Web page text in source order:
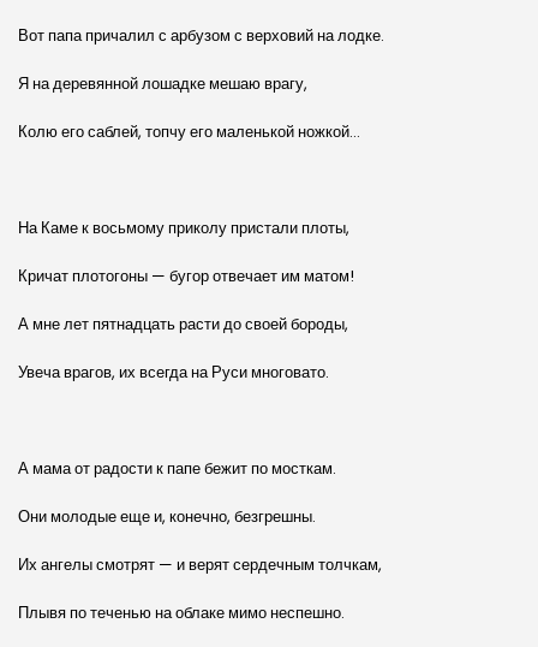
Вот папа причалил с арбузом с верховий на лодке.
Я на деревянной лошадке мешаю врагу,
Колю его саблей, топчу его маленькой ножкой…
На Каме к восьмому приколу пристали плоты,
Кричат плотогоны — бугор отвечает им матом!
А мне лет пятнадцать расти до своей бороды,
Увеча врагов, их всегда на Руси многовато.
А мама от радости к папе бежит по мосткам.
Они молодые еще и, конечно, безгрешны.
Их ангелы смотрят — и верят сердечным толчкам,
Плывя по теченью на облаке мимо неспешно.